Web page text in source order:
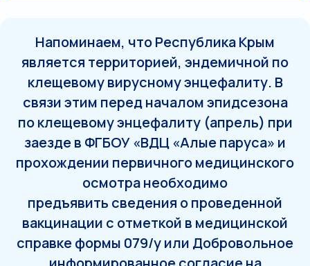
Напоминаем, что Республика Крым
является территорией, эндемичной по
клещевому вирусному энцефалиту. В
связи этим перед началом эпидсезона
по клещевому энцефалиту (апрель) при
заезде в ФГБОУ «ВДЦ «Алые паруса» и
прохождении первичного медицинского
осмотра необходимо
предъявить сведения о проведенной
вакцинации с отметкой в медицинской
справке формы 079/у или Добровольное